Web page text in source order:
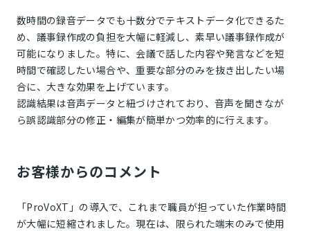
数時間の録音データでも十数分でテキストデータ化できるた
め、議事録作成の負担を大幅に軽減し、素早い議事録作成が
可能になりました。特に、会議で話した内容や発言などを短
時間で確認したい場合や、重要な部分のみを抜き出したい場
合に、大きな効果を上げています。
認識結果は音声データと紐づけされており、音声を聞きなが
ら誤認識部分の修正・編集が簡単かつ効率的に行えます。
お客様からのコメント
「ProVoXT」の導入で、これまで職員が担っていた作業時間
が大幅に短縮されました。現在は、限られた端末のみで使用